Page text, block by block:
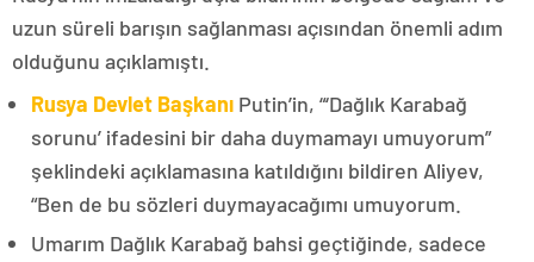
uzun süreli barışın sağlanması açısından önemli adım
olduğunu açıklamıştı.
Rusya Devlet Başkanı Putin’in, “‘Dağlık Karabağ
sorunu’ ifadesini bir daha duymamayı umuyorum”
şeklindeki açıklamasına katıldığını bildiren Aliyev,
“Ben de bu sözleri duymayacağımı umuyorum.
Umarım Dağlık Karabağ bahsi geçtiğinde, sadece